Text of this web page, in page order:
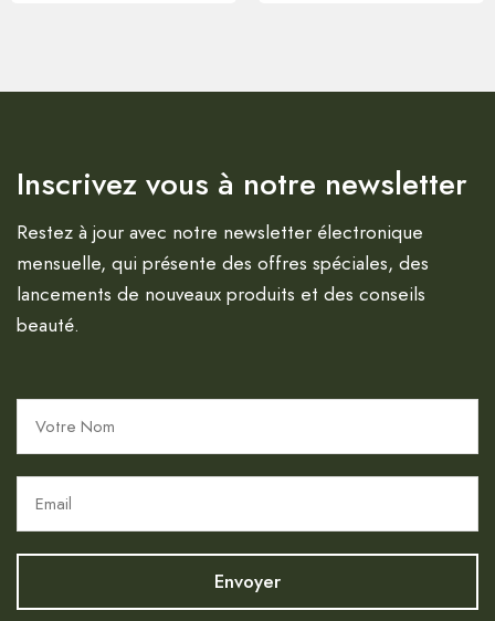
Inscrivez vous à notre newsletter
Restez à jour avec notre newsletter électronique
mensuelle, qui présente des offres spéciales, des
lancements de nouveaux produits et des conseils
beauté.